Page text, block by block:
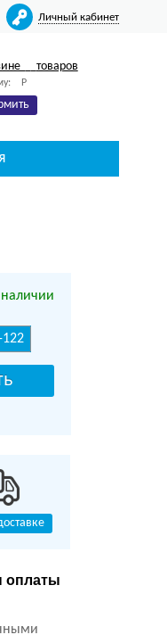
Личный кабинет
товаров
Р
122
оплаты